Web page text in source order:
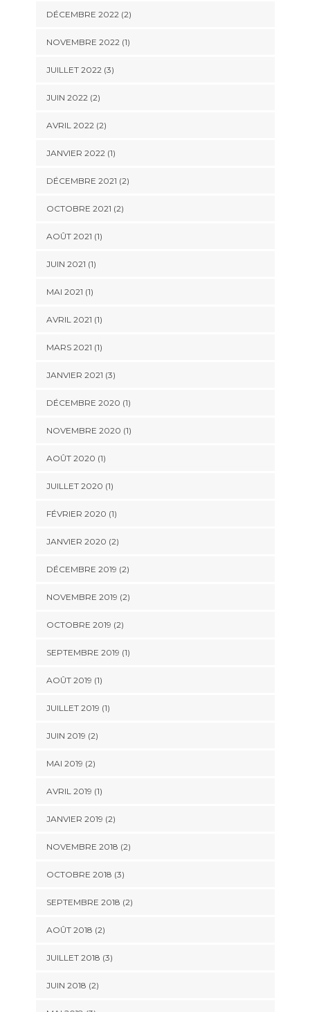
DÉCEMBRE 2022(2)
NOVEMBRE 2022(1)
JUILLET 2022(3)
JUIN 2022(2)
AVRIL 2022(2)
JANVIER 2022(1)
DÉCEMBRE 2021 (2)
OCTOBRE 2021 (2)
AOÛT 2021 (1)
JUIN 2021 (1)
MAI 2021 (1)
AVRIL 2021 (1)
MARS 2021 (1)
JANVIER 2021 (3)
DÉCEMBRE 2020 (1)
NOVEMBRE 2020 (1)
AOÛT 2020 (1)
JUILLET 2020 (1)
FÉVRIER 2020 (1)
JANVIER 2020 (2)
DÉCEMBRE 2019 (2)
NOVEMBRE 2019 (2)
OCTOBRE 2019 (2)
SEPTEMBRE 2019 (1)
AOÛT 2019 (1)
JUILLET 2019 (1)
JUIN 2019 (2)
MAI 2019 (2)
AVRIL 2019 (1)
JANVIER 2019 (2)
NOVEMBRE 2018 (2)
OCTOBRE 2018 (3)
SEPTEMBRE 2018 (2)
AOÛT 2018 (2)
JUILLET 2018 (3)
JUIN 2018 (2)